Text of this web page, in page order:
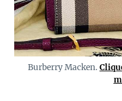
Burberry Macken.